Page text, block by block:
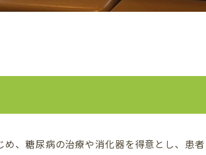
、糖尿病の治療や消化器を得意とし、患